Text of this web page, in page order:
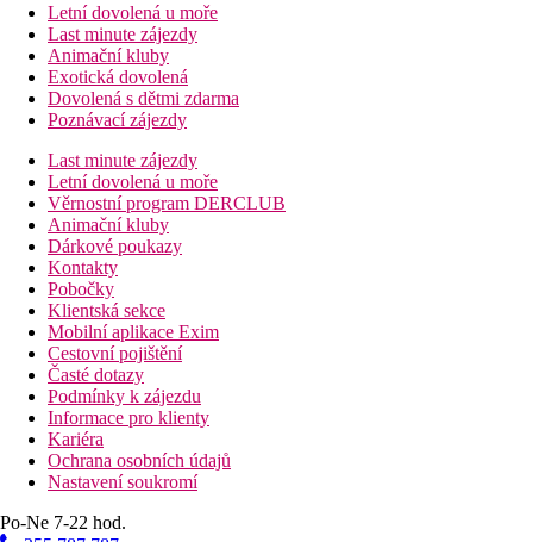
Letní dovolená u moře
Last minute zájezdy
Animační kluby
Exotická dovolená
Dovolená s dětmi zdarma
Poznávací zájezdy
Last minute zájezdy
Letní dovolená u moře
Věrnostní program DERCLUB
Animační kluby
Dárkové poukazy
Kontakty
Pobočky
Klientská sekce
Mobilní aplikace Exim
Cestovní pojištění
Časté dotazy
Podmínky k zájezdu
Informace pro klienty
Kariéra
Ochrana osobních údajů
Nastavení soukromí
Po-Ne 7-22 hod.